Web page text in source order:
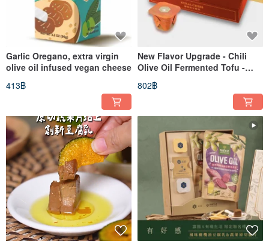
Garlic Oregano, extra virgin
olive oil infused vegan cheese
413฿
New Flavor Upgrade - Chili
Olive Oil Fermented Tofu -
Specialty Gift
802฿